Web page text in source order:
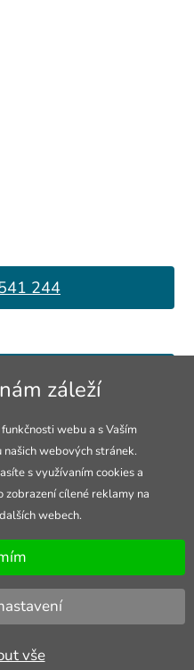
244
250/285
záleží
webu a s Vaším
našich webových stránek.
s využívaním cookies a
zobrazení cílené reklamy na
webech.
vše